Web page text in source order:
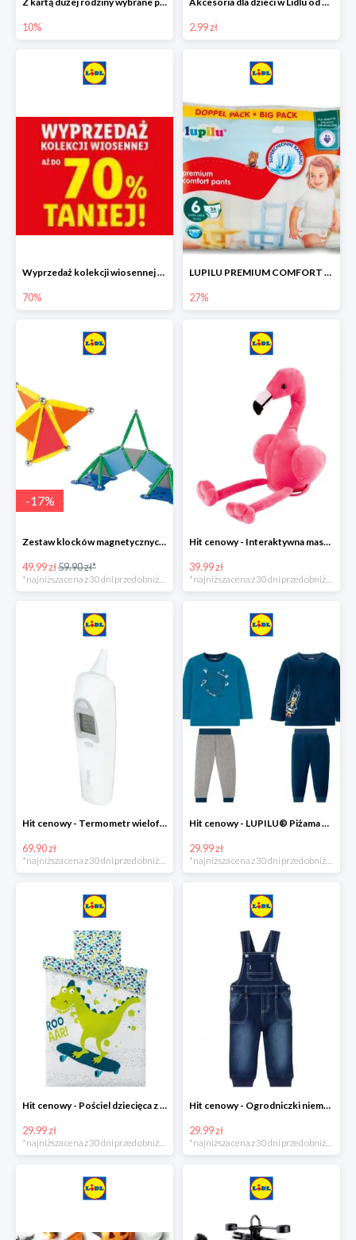
10% 2.99 zł
Wyprzedaż kolekcji wiosennej w Lidlu do -70%
70%
LUPILU PREMIUM COMFORT Pantsy, rozmiar 5 lub 6, gigapaka -27%
27%
-17%
Zestaw klocków magnetycznych -16%
49.99 zł59.90 zł*
*najniższa cena z 30 dni przed obniżką
Hit cenowy - Interaktywna maskotka z efektami dźwiękowymi
39.99 zł
*najniższa cena z 30 dni przed obniżką
Hit cenowy - Termometr wielofunkcyjny
69.90 zł
*najniższa cena z 30 dni przed obniżką
Hit cenowy - LUPILU® Piżama welurowa chłopięca, 1 komplet
29.99 zł
*najniższa cena z 30 dni przed obniżką
Hit cenowy - Pościel dziecięca z biobawełny renforcé
29.99 zł
Hit cenowy - Ogrodniczki niemowlęce
29.99 zł